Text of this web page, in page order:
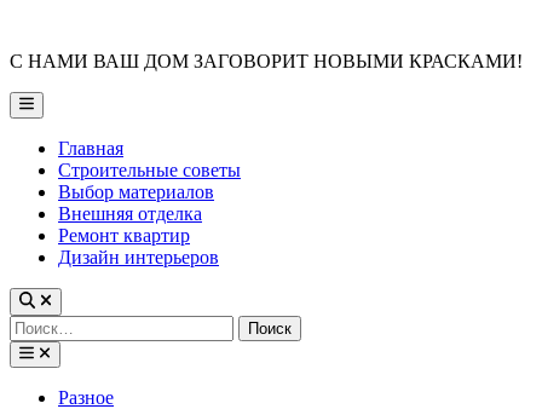
content
С НАМИ ВАШ ДОМ ЗАГОВОРИТ НОВЫМИ КРАСКАМИ!
Main
Menu
Главная
Строительные советы
Выбор материалов
Внешняя отделка
Ремонт квартир
Дизайн интерьеров
Найти:
PostedРазное